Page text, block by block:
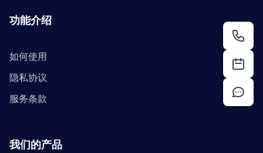
功能介绍
如何使用
隐私协议
服务条款
我们的产品